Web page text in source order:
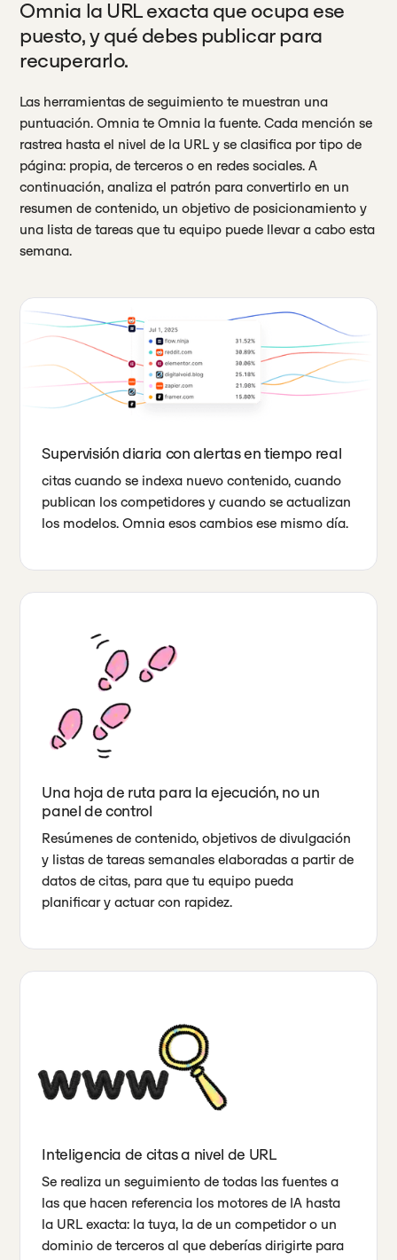
Omnia la URL exacta que ocupa ese
puesto, y qué debes publicar para
recuperarlo.
Las herramientas de seguimiento te muestran una
puntuación. Omnia te Omnia la fuente. Cada mención se
rastrea hasta el nivel de la URL y se clasifica por tipo de
página: propia, de terceros o en redes sociales. A
continuación, analiza el patrón para convertirlo en un
resumen de contenido, un objetivo de posicionamiento y
una lista de tareas que tu equipo puede llevar a cabo esta
semana.
Supervisión diaria con alertas en tiempo real
citas cuando se indexa nuevo contenido, cuando
publican los competidores y cuando se actualizan
los modelos. Omnia esos cambios ese mismo día.
Una hoja de ruta para la ejecución, no un
panel de control
Resúmenes de contenido, objetivos de divulgación
y listas de tareas semanales elaboradas a partir de
datos de citas, para que tu equipo pueda
planificar y actuar con rapidez.
Inteligencia de citas a nivel de URL
Se realiza un seguimiento de todas las fuentes a
las que hacen referencia los motores de IA hasta
la URL exacta: la tuya, la de un competidor o un
dominio de terceros al que deberías dirigirte para